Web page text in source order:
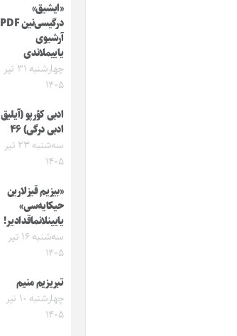
«ایشیق»
درگیسی‌نین PDF
آرشیوی
یاییملاندی
چهارشنبه ۳۱ تیر
۱۴۰۵
ادبی کؤرپو (آیلیق
ادبی درگی) ۴۶
سه‌شنبه ۲۳ تیر
۱۴۰۵
«بیزیم قیزلارین
حیکایه‌سی»
یایینلانماقدادیر!
سه‌شنبه ۱۶ تیر
۱۴۰۵
تبریزیم منیم
چهارشنبه ۱۰ تیر
۱۴۰۵